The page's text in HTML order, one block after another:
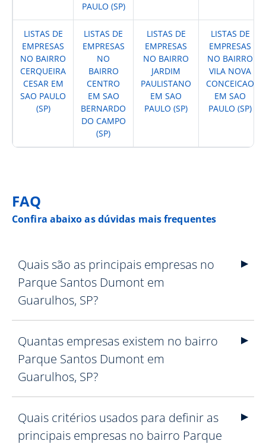
PAULO (SP)
LISTAS DE
EMPRESAS
NO BAIRRO
CERQUEIRA
CESAR EM
SAO PAULO
(SP)
LISTAS DE
EMPRESAS
NO
BAIRRO
CENTRO
EM SAO
BERNARDO
DO CAMPO
(SP)
LISTAS DE
EMPRESAS
NO BAIRRO
JARDIM
PAULISTANO
EM SAO
PAULO (SP)
LISTAS DE
EMPRESAS
NO BAIRRO
VILA NOVA
CONCEICAO
EM SAO
PAULO (SP)
FAQ
Confira abaixo as dúvidas mais frequentes
Quais são as principais empresas no
Parque Santos Dumont em
Guarulhos, SP?
Quantas empresas existem no bairro
Parque Santos Dumont em
Guarulhos, SP?
Quais critérios usados para definir as
principais empresas no bairro Parque